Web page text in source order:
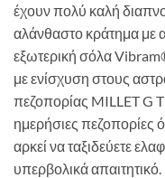
έχουν πολύ καλή
αλάνθαστο κράτημα με
εξωτερική σόλα
με ενίσχυση στους
πεζοπορίας MILLET G
ημερήσιες πεζοπορίες
αρκεί να ταξιδεύετε
υπερβολικά